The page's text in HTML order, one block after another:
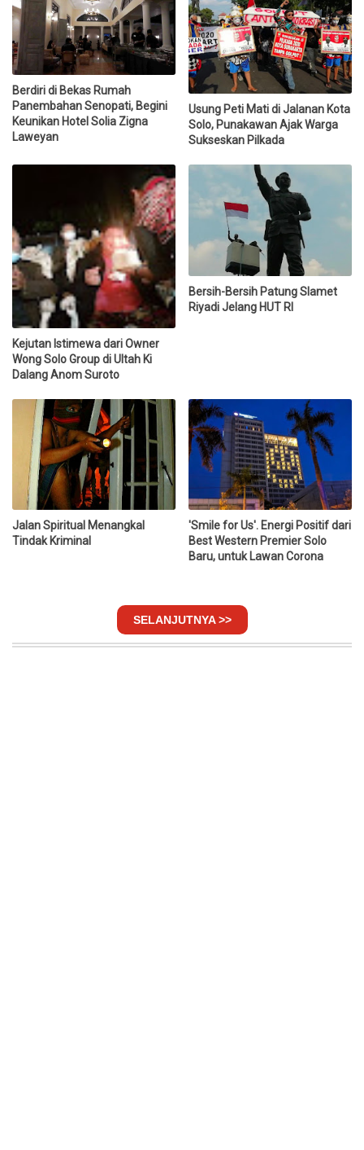
Berdiri di Bekas Rumah
Panembahan Senopati, Begini
Keunikan Hotel Solia Zigna
Laweyan
Usung Peti Mati di Jalanan Kota
Solo, Punakawan Ajak Warga
Sukseskan Pilkada
Kejutan Istimewa dari Owner
Wong Solo Group di Ultah Ki
Dalang Anom Suroto
Bersih-Bersih Patung Slamet
Riyadi Jelang HUT RI
Jalan Spiritual Menangkal
Tindak Kriminal
'Smile for Us'. Energi Positif dari
Best Western Premier Solo
Baru, untuk Lawan Corona
SELANJUTNYA >>